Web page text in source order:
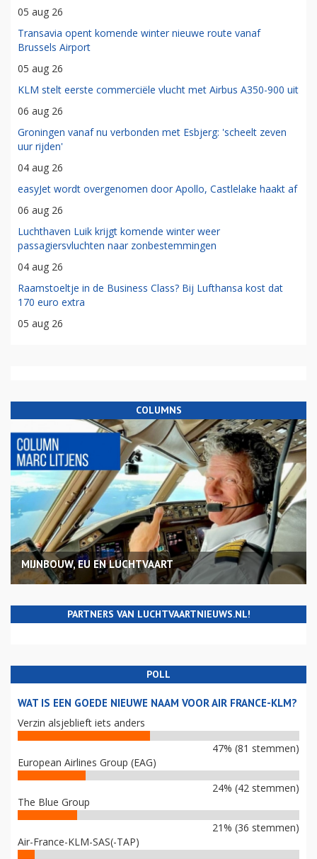
05 aug 26
Transavia opent komende winter nieuwe route vanaf
Brussels Airport
05 aug 26
KLM stelt eerste commerciële vlucht met Airbus A350-900 uit
06 aug 26
Groningen vanaf nu verbonden met Esbjerg: 'scheelt zeven
uur rijden'
04 aug 26
easyJet wordt overgenomen door Apollo, Castlelake haakt af
06 aug 26
Luchthaven Luik krijgt komende winter weer
passagiersvluchten naar zonbestemmingen
04 aug 26
Raamstoeltje in de Business Class? Bij Lufthansa kost dat
170 euro extra
05 aug 26
COLUMNS
MIJNBOUW, EU EN LUCHTVAART
PARTNERS VAN LUCHTVAARTNIEUWS.NL!
POLL
WAT IS EEN GOEDE NIEUWE NAAM VOOR AIR FRANCE-KLM?
Verzin alsjeblieft iets anders
47% (81 stemmen)
European Airlines Group (EAG)
24% (42 stemmen)
The Blue Group
21% (36 stemmen)
Air-France-KLM-SAS(-TAP)